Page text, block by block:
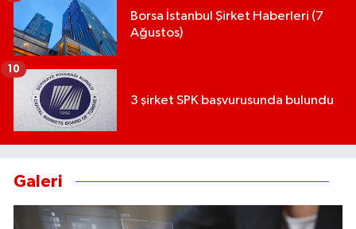
Borsa İstanbul Şirket Haberleri (7
Ağustos)
3 şirket SPK başvurusunda bulundu
10
Galeri